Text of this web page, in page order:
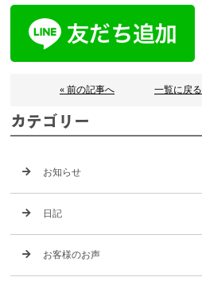
« 前の記事へ 一覧に戻る
カテゴリー
お知らせ
日記
お客様のお声